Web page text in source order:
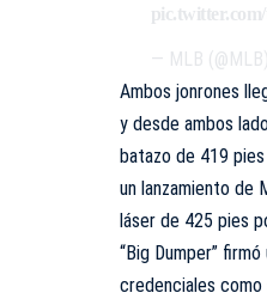
— MLB (@MLB)
Ambos jonrones
y desde ambos
batazo de 419
un lanzamiento de
láser de 425 pies
“Big Dumper”
credenciales como